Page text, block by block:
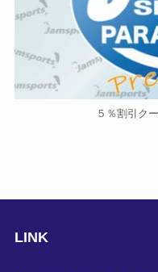
５％割引ク
LINK